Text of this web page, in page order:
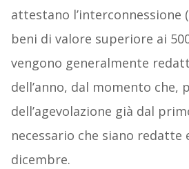
attestano
beni di valore superiore ai
vengono generalmente
dell’anno, dal momento che,
dell’agevolazione già dal
necessario che siano redatte
dicembre.